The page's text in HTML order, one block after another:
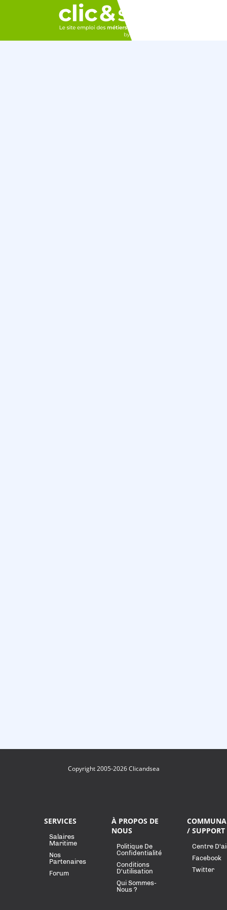
Copyright 2005-2026 Clicandsea
SERVICES
Salaires
Maritime
Nos
Partenaires
Forum
À PROPOS DE
NOUS
Politique De
Confidentialité
Conditions
D'utilisation
Qui Sommes-
Nous ?
/ SUPPORT
Centre
Facebook
Twitter